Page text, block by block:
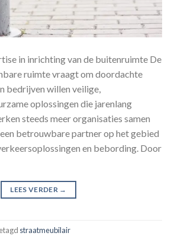
in inrichting van de buitenruimte De
ruimte vraagt om doordachte
bedrijven willen veilige,
oplossingen die jarenlang
steeds meer organisaties samen
betrouwbare partner op het gebied
en bebording. Door
LEES VERDER →
straatmeubilair